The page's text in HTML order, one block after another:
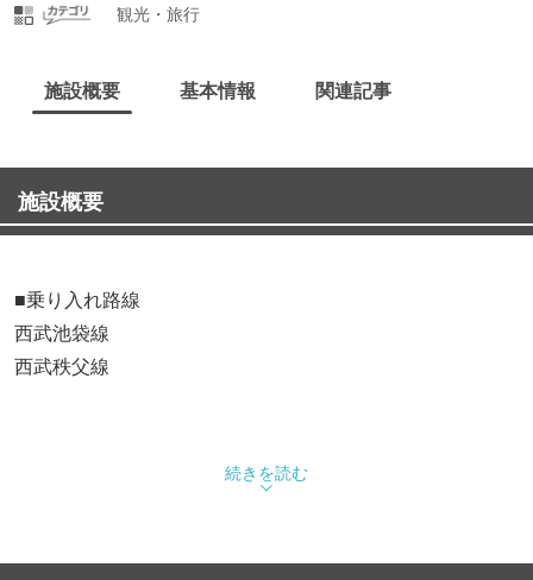
観光・旅行
施設概要 基本情報 関連記事
施設概要
■乗り入れ路線
西武池袋線
西武秩父線
続きを読む